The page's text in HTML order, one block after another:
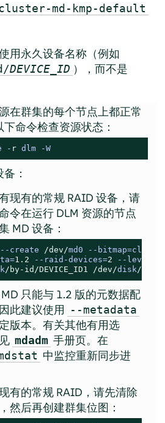
md-kmp-default
用永久设备名称（例如
DEVICE_ID ），而不是
在群集的每个节点上都正常
命令检查资源状态：
- r dlm -W
：
现有的常规 RAID 设备，请
令在运行 DLM 资源的节点
MD 设备：
-- create /dev/md0 -- bitmap=
=1.2 -- raid -devices=2 -- level
/by-id/DEVICE_ID1 /dev/disk /by-
只能与 1.2 版的元数据配
此建议使用
--metadata
版本。有关其他有用选
mdadm 手册页。在
中监控重新同步进
有的常规 RAID，请先清除
然后再创建群集位图：